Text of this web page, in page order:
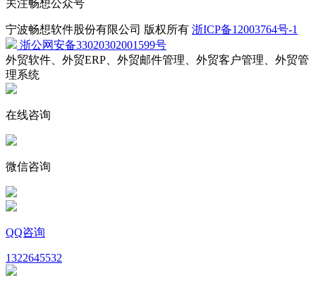
关注畅想公众号
宁波畅想软件股份有限公司 版权所有 浙ICP备12003764号-1
浙公网安备33020302001599号
外贸软件、外贸ERP、外贸邮件管理、外贸客户管理、外贸管
理系统
在线咨询
微信咨询
QQ咨询
1322645532